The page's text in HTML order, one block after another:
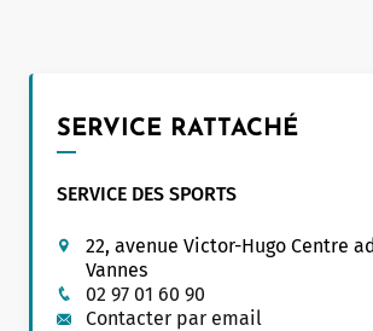
SERVICE RATTACHÉ
SERVICE DES SPORTS
22, avenue Victor-Hugo Centre
Vannes
02 97 01 60 90
Contacter par email
Leaflet |©